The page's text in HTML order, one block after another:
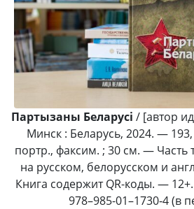
Партызаны Беларусі / [автор
Минск : Беларусь, 2024. — 193,
портр., факсим. ; 30 см. — Часть
на русском, белорусском и
Книга содержит QR-коды. —
978–985-01–1730‑4 (в